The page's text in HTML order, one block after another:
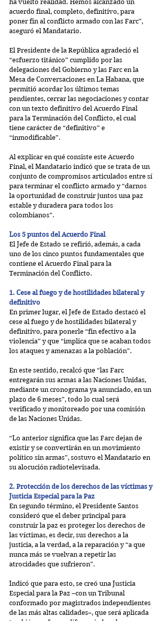
ha vuelto realidad. Hemos alcanzado un
acuerdo final, completo, definitivo, para
poner fin al conflicto armado con las Farc”,
aseguró el Mandatario.
El Presidente de la República agradeció el
“esfuerzo titánico” cumplido por las
delegaciones del Gobierno y las Farc en la
Mesa de Conversaciones en La Habana, que
permitió acordar los últimos temas
pendientes, cerrar las negociaciones y contar
con un texto definitivo del Acuerdo Final
para la Terminación del Conflicto, el cual
tiene carácter de “definitivo” e
“inmodificable”.
Al explicar en qué consiste este Acuerdo
Final, el Mandatario indicó que se trata de un
conjunto de compromisos articulados entre sí
para terminar el conflicto armado y “darnos
la oportunidad de construir juntos una paz
estable y duradera para todos los
colombianos”.
Los 5 puntos del Acuerdo Final
El Jefe de Estado se refirió, además, a cada
uno de los cinco puntos fundamentales que
contiene el Acuerdo Final para la
Terminación del Conflicto.
1. Cese al fuego y de hostilidades bilateral y
definitivo
En primer lugar, el Jefe de Estado destacó el
cese al fuego y de hostilidades bilateral y
definitivo, para ponerle “fin efectivo a la
violencia” y que “implica que se acaban todos
los ataques y amenazas a la población”.
En este sentido, recalcó que “las Farc
entregarán sus armas a las Naciones Unidas,
mediante un cronograma ya anunciado, en un
plazo de 6 meses”, todo lo cual será
verificado y monitoreado por una comisión
de las Naciones Unidas.
“Lo anterior significa que las Farc dejan de
existir y se convertirán en un movimiento
político sin armas”, sostuvo el Mandatario en
su alocución radiotelevisada.
2. Protección de los derechos de las víctimas y
Justicia Especial para la Paz
En segundo término, el Presidente Santos
consideró que el deber principal para
construir la paz es proteger los derechos de
las víctimas, es decir, sus derechos a la
justicia, a la verdad, a la reparación y “a que
nunca más se vuelvan a repetir las
atrocidades que sufrieron”.
Indicó que para esto, se creó una Justicia
Especial para la Paz –con un Tribunal
conformado por magistrados independientes
de las más altas calidades–, que será aplicada